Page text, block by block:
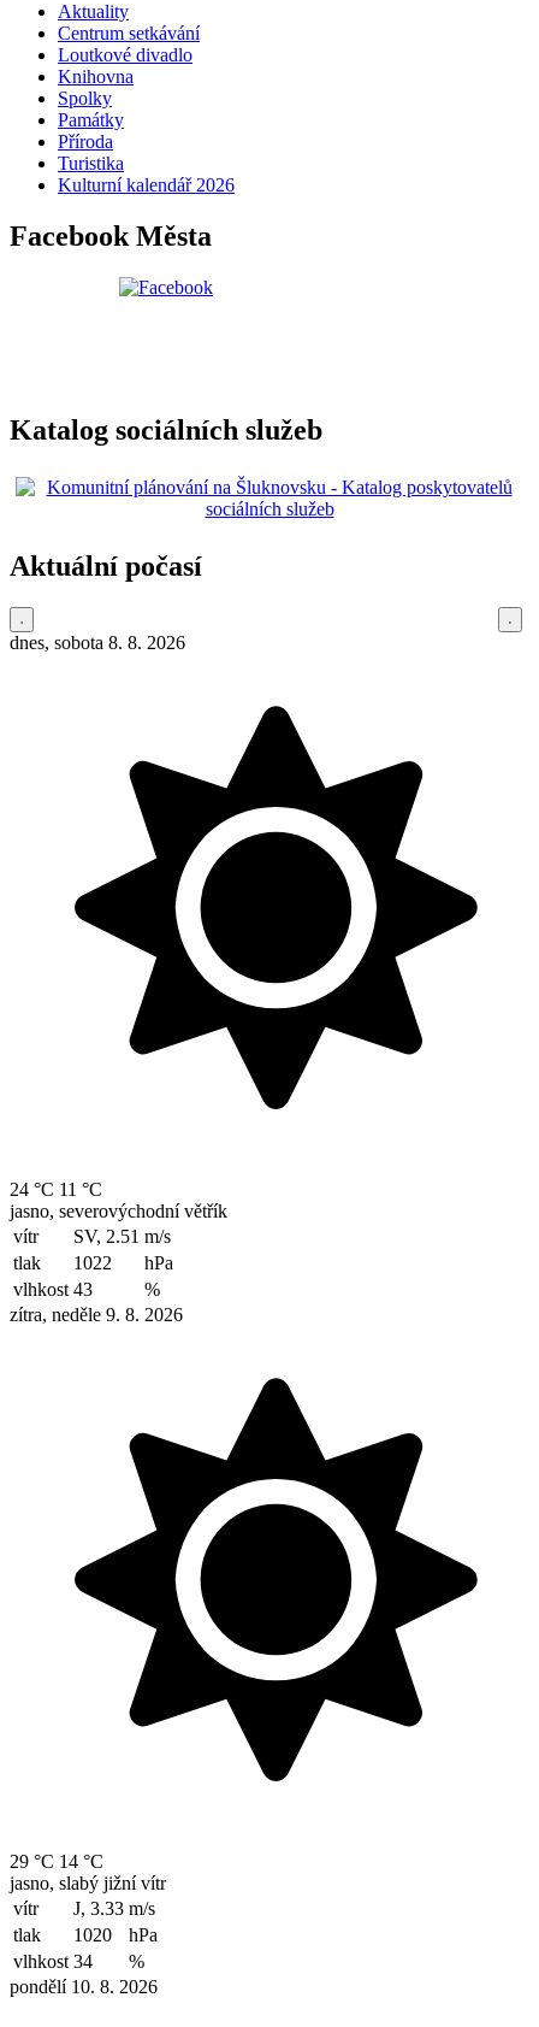
Aktuality
Centrum setkávání
Loutkové divadlo
Knihovna
Spolky
Památky
Příroda
Turistika
Kulturní kalendář 2026
Facebook Města
Katalog sociálních služeb
Aktuální počasí
dnes, sobota 8. 8. 2026
24 °C 11 °C
jasno, severovýchodní větřík
vítr
SV, 2.51 m/s
tlak
1022
hPa
vlhkost 43
%
zítra, neděle 9. 8. 2026
29 °C 14 °C
jasno, slabý jižní vítr
vítr
J, 3.33 m/s
tlak
1020
hPa
vlhkost 34
%
pondělí 10. 8. 2026